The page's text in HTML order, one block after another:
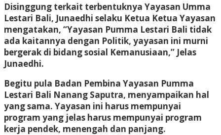
Disinggung terkait terbentuknya Yayasan Umma
Lestari Bali, Junaedhi selaku Ketua Ketua Yayasan
mengatakan, “Yayasan Pumma Lestari Bali tidak
ada kaitannya dengan Politik, yayasan ini murni
bergerak di bidang sosial Kemanusiaan,” Jelas
Junaedhi.
Begitu pula Badan Pembina Yayasan Pumma
Lestari Bali Nanang Saputra, menyampaikan hal
yang sama. Yayasan ini harus mempunyai
program yang jelas harus mempunyai program
kerja pendek, menengah dan panjang.